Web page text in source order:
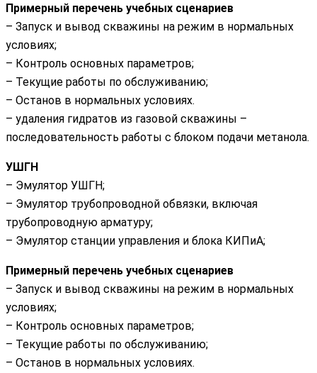
Примерный перечень учебных сценариев
– Запуск и вывод скважины на режим в нормальных
условиях;
– Контроль основных параметров;
– Текущие работы по обслуживанию;
– Останов в нормальных условиях.
– удаления гидратов из газовой скважины –
последовательность работы с блоком подачи метанола.
УШГН
– Эмулятор УШГН;
– Эмулятор трубопроводной обвязки, включая
трубопроводную арматуру;
– Эмулятор станции управления и блока КИПиА;
Примерный перечень учебных сценариев
– Запуск и вывод скважины на режим в нормальных
условиях;
– Контроль основных параметров;
– Текущие работы по обслуживанию;
– Останов в нормальных условиях.